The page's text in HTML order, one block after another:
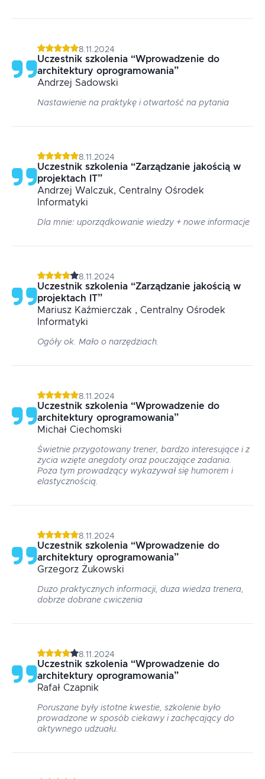
8.11.2024
Uczestnik szkolenia “Wprowadzenie do
architektury oprogramowania”
Andrzej Sadowski
Nastawienie na praktykę i otwartość na pytania
8.11.2024
Uczestnik szkolenia “Zarządzanie jakością w
projektach IT”
Andrzej Walczuk, Centralny Ośrodek
Informatyki
Dla mnie: uporządkowanie wiedzy + nowe informacje
8.11.2024
Uczestnik szkolenia “Zarządzanie jakością w
projektach IT”
Mariusz Kaźmierczak , Centralny Ośrodek
Informatyki
Ogóły ok. Mało o narzędziach.
8.11.2024
Uczestnik szkolenia “Wprowadzenie do
architektury oprogramowania”
Michał Ciechomski
Świetnie przygotowany trener, bardzo interesujące i z
życia wzięte anegdoty oraz pouczające zadania.
Poza tym prowadzący wykazywał się humorem i
elastycznością.
8.11.2024
Uczestnik szkolenia “Wprowadzenie do
architektury oprogramowania”
Grzegorz Żukowski
Duzo praktycznych informacji, duza wiedza trenera,
dobrze dobrane cwiczenia
8.11.2024
Uczestnik szkolenia “Wprowadzenie do
architektury oprogramowania”
Rafał Czapnik
Poruszane były istotne kwestie, szkolenie było
prowadzone w sposób ciekawy i zachęcający do
aktywnego udzuału.